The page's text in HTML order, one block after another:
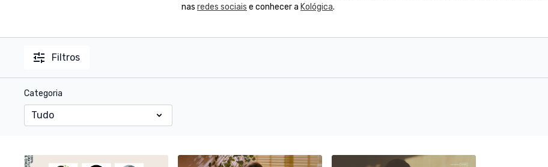
nas redes sociais e conhecer a Kológica.
Filtros
Categoria